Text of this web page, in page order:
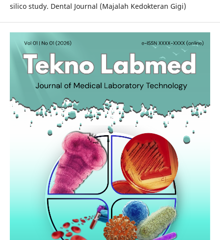
silico study. Dental Journal (Majalah Kedokteran Gigi)